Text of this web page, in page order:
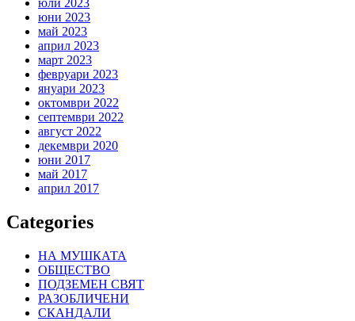
юли 2023
юни 2023
май 2023
април 2023
март 2023
февруари 2023
януари 2023
октомври 2022
септември 2022
август 2022
декември 2020
юни 2017
май 2017
април 2017
Categories
НА МУШКАТА
ОБЩЕСТВО
ПОДЗЕМЕН СВЯТ
РАЗОБЛИЧЕНИ
СКАНДАЛИ